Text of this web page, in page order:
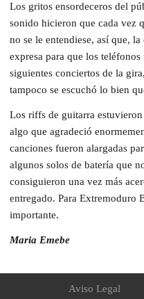
Los gritos ensordeceros del
sonido hicieron que cada vez
no se le entendiese, así que,
expresa para que los
siguientes conciertos de la
tampoco se escuchó lo bien
Los riffs de guitarra
algo que agradeció
canciones fueron alargadas
algunos solos de batería que
consiguieron una vez más
entregado. Para Extremoduro
importante.
Maria Emebe
Aviso Legal